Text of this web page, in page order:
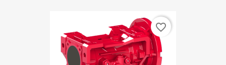
favorite_border